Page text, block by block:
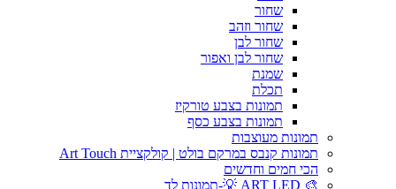
שחור
שחור וזהב
שחור לבן
שחור לבן ואפור
שמנת
תכלת
תמונות בצבע טורקיז
תמונות בצבע כסף
תמונות מעוצבות
תמונות קנבס במרקם בולט | קולקציית Art Touch
הכי חמים וחדשים
🎨 ART LED 💡-תמונות לד